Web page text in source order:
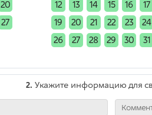
20
27
12
13 14 15 16 17
19
20 21 22 23 24
26
27 28 29 30 31
2. Укажите информацию для